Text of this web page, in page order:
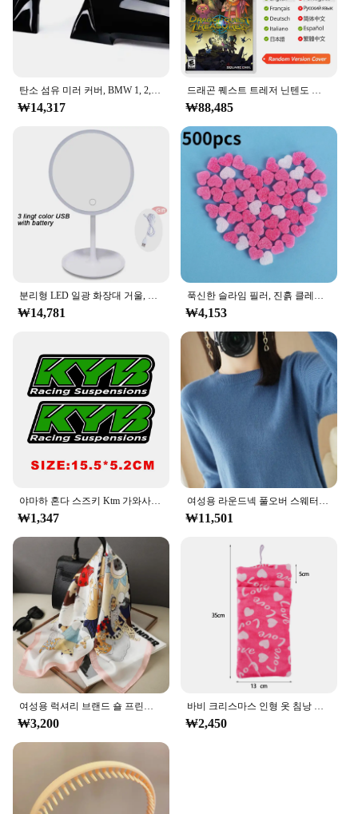
the lack of parts and accessories means you can
focus on your performance without any distractions.
**Versatility for Every Occasion**
Designed for the modern woman, these leggings are
more than just activewear; they are a staple for any
casual or athletic setting. The sleek design makes
them suitable for a variety of occasions, from a
casual day out to a more formal event. Their plus
size availability ensures that every woman can
enjoy the benefits of a high-waisted legging,
regardless of her body shape or size. The absence of
parts and accessories means that the focus remains
on the leggings' performance and style, making
them a seamless addition to any outfit.
**For Vendors, Wholesale, and Suppliers**
As a vendor, wholesaler, or supplier, these
HighWaisted Leggings are an excellent choice for
your inventory. They cater to a diverse range of
customers, offering a product that is both functional
and fashionable. The high-quality stretch fabric
ensures durability, while the moisture-wicking and
breathable properties keep your customers
comfortable. Plus, with the availability in plus sizes,
you can cater to a wider audience, increasing your
sales potential. The leggings' versatility and design
make them a top choice for those looking to offer a
high-quality, fashion-forward product to their
탄소 섬유 미러 커버, BMW 1, 2, 3, 4 시리즈, F20, F30, F31, F32, F36, 2012 업, 320i, 328i, 330d, 335i, M3, M4 룩 교체 스타일
₩14,317
드래곤 퀘스트 트레저 닌텐도 스위치 게임 거래 100%, 오리지널 피지컬 게임 카드, RPG 액션 장르, 스위치 OLED 라이트
₩88,485
분리형 LED 일광 화장대 거울, 화이트 라이트, 메이크업 베이스, 3 가지 모드 거울, USB 케이블, 빛 선물
₩14,781
푹신한 슬라임 필러, 진흙 클레이 핑크 하트 러브 비즈 폼 스트립, DIY 결혼식 선물 상자, 꽃 상자 필러, 500 개/가방
₩4,153
야마하 혼다 스즈키 Ktm 가와사키 베넬리용 반사 모토크로스 오토바이 스티커, 포크 Kyb Wp 서스펜션 쇼와 데칼
₩1,347
여성용 라운드넥 풀오버 스웨터, 따뜻한 긴팔, 단색 보터밍 셔츠, 캐시미어 통근 스타일, 가을 겨울
₩11,501
여성용 럭셔리 브랜드 숄 프린트 실크 새틴 히잡 스카프, 여성용 반다나, 2024 스퀘어 숄 스카프, 70x70cm
₩3,200
바비 크리스마스 인형 옷 침낭 봉제 잠옷 액세서리 인형 옷, 바비 인형 및 1/6 BJD 블라이스 인형 소녀 장난감
₩2,450